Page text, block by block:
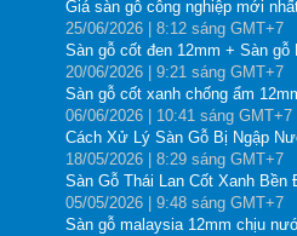
Giá sàn gỗ công nghiệp mới
25/06/2026 | 8:12 sáng GMT+7
Sàn gỗ cốt đen 12mm + Sàn gỗ
20/06/2026 | 9:21 sáng GMT+7
Sàn gỗ cốt xanh chống ẩm
06/06/2026 | 10:41 sáng GMT+7
Cách Xử Lý Sàn Gỗ Bị Ngập
18/05/2026 | 8:29 sáng GMT+7
Sàn Gỗ Thái Lan Cốt Xanh Bền
05/05/2026 | 9:48 sáng GMT+7
Sàn gỗ malaysia 12mm chịu